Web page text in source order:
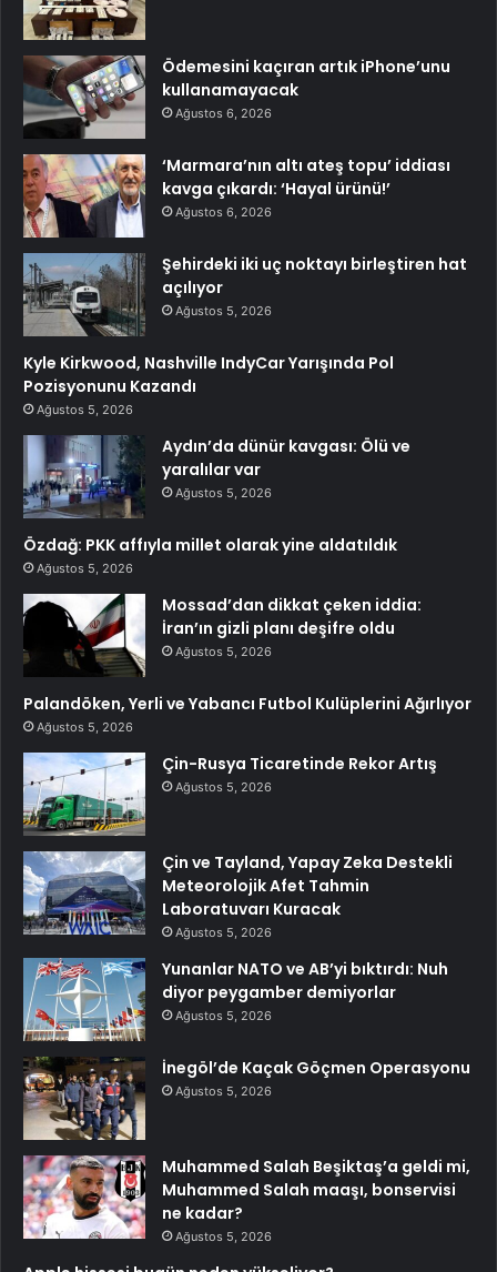
Ödemesini kaçıran artık iPhone’unu
kullanamayacak
Ağustos 6, 2026
‘Marmara’nın altı ateş topu’ iddiası
kavga çıkardı: ‘Hayal ürünü!’
Ağustos 6, 2026
Şehirdeki iki uç noktayı birleştiren hat
açılıyor
Ağustos 5, 2026
Kyle Kirkwood, Nashville IndyCar Yarışında Pol
Pozisyonunu Kazandı
Ağustos 5, 2026
Aydın’da dünür kavgası: Ölü ve
yaralılar var
Ağustos 5, 2026
Özdağ: PKK affıyla millet olarak yine aldatıldık
Ağustos 5, 2026
Mossad’dan dikkat çeken iddia:
İran’ın gizli planı deşifre oldu
Ağustos 5, 2026
Palandöken, Yerli ve Yabancı Futbol Kulüplerini Ağırlıyor
Ağustos 5, 2026
Çin-Rusya Ticaretinde Rekor Artış
Ağustos 5, 2026
Çin ve Tayland, Yapay Zeka Destekli
Meteorolojik Afet Tahmin
Laboratuvarı Kuracak
Ağustos 5, 2026
Yunanlar NATO ve AB’yi bıktırdı: Nuh
diyor peygamber demiyorlar
Ağustos 5, 2026
İnegöl’de Kaçak Göçmen Operasyonu
Ağustos 5, 2026
Muhammed Salah Beşiktaş’a geldi mi,
Muhammed Salah maaşı, bonservisi
ne kadar?
Ağustos 5, 2026